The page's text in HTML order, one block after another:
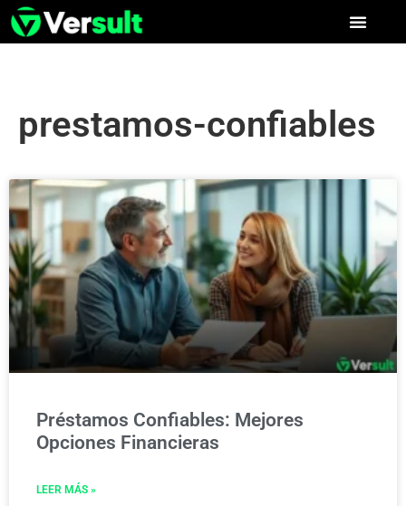
prestamos-confiables
Préstamos Confiables: Mejores
Opciones Financieras
LEER MÁS »